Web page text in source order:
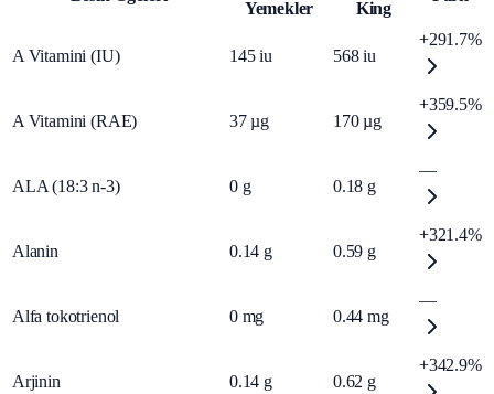
Yemekler King
A Vitamini (IU) 145 iu 568 iu
+291.7%
A Vitamini (RAE) 37 µg 170 µg
+359.5%
ALA (18:3 n-3) 0 g 0.18 g
—
Alanin 0.14 g 0.59 g
+321.4%
Alfa tokotrienol 0 mg 0.44 mg
—
Arjinin 0.14 g 0.62 g
+342.9%